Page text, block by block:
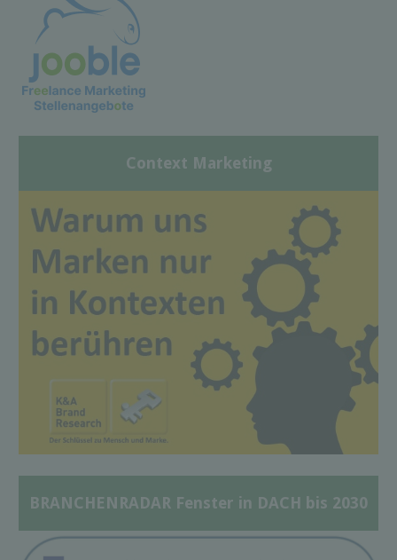
Context Marketing
BRANCHENRADAR Fenster in DACH bis 2030